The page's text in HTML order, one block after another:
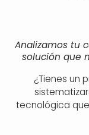
Analizamos tu
solución que
¿Tienes un
tecnológica